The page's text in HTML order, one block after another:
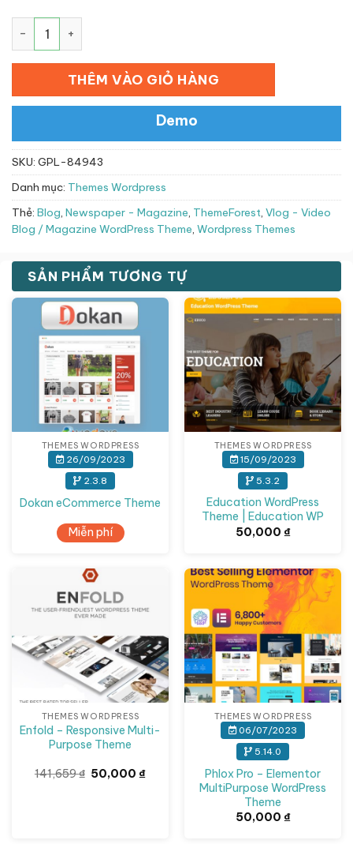
THÊM VÀO GIỎ HÀNG
Demo
SKU: GPL-84943
Danh mục: Themes Wordpress
Thẻ: Blog, Newspaper - Magazine, ThemeForest, Vlog - Video
Blog / Magazine WordPress Theme, Wordpress Themes
SẢN PHẨM TƯƠNG TỰ
THEMES WORDPRESS
26/09/2023
2.3.8
Dokan eCommerce Theme
Miễn phí
THEMES WORDPRESS
15/09/2023
5.3.2
Education WordPress
Theme | Education WP
50,000 ₫
THEMES WORDPRESS
Enfold – Responsive Multi-
Purpose Theme
141,659₫ Giá
gốc
50,000₫Giá
THEMES WORDPRESS
06/07/2023
5.14.0
Phlox Pro – Elementor
MultiPurpose WordPress
Theme
50,000 ₫